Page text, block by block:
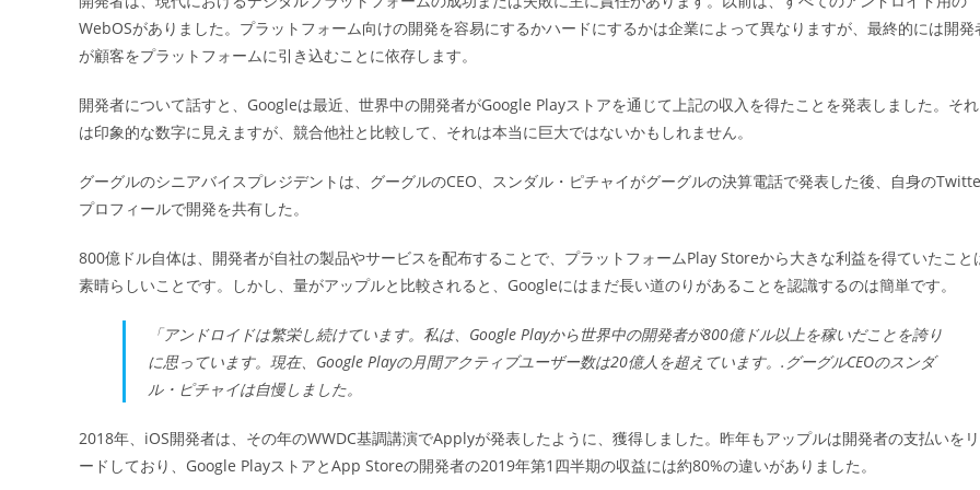
日:
ゴ
リ
WebOSがありました。プラットフォーム向けの開発を容易にするかハードにするかは企業によって異なりますが、最終的には開発
が顧客をプラットフォームに引き込むことに依存します。
開発者について話すと、Googleは最近、世界中の開発者がGoogle Playストアを通じて上記の収入を得たことを発表しました。それ
は印象的な数字に見えますが、競合他社と比較して、それは本当に巨大ではないかもしれません。
グーグルのシニアバイスプレジデントは、グーグルのCEO、スンダル・ピチャイがグーグルの決算電話で発表した後、自身の
プロフィールで開発を共有した。
800億ドル自体は、開発者が自社の製品やサービスを配布することで、プラットフォームPlay Storeから大きな利益を得ていたこと
素晴らしいことです。しかし、量がアップルと比較されると、Googleにはまだ長い道のりがあることを認識するのは簡単です。
「アンドロイドは繁栄し続けています。私は、Google Playから世界中の開発者が800億ドル以上を稼いだことを誇り
に思っています。現在、Google Playの月間アクティブユーザー数は20億人を超えています。.グーグルCEOのスンダ
ル・ピチャイは自慢しました。
2018年、iOS開発者は、その年のWWDC基調講演でApplyが発表したように、獲得しました。昨年もアップルは開発者の支払いをリ
ードしており、Google PlayストアとApp Storeの開発者の2019年第1四半期の収益には約80%の違いがありました。